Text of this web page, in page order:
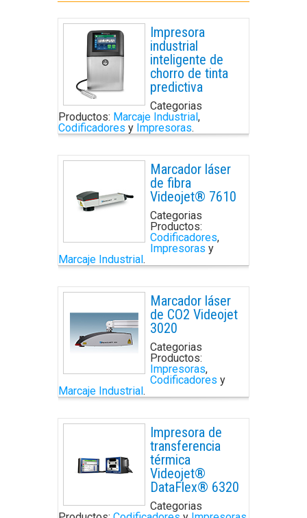
Impresora
industrial
inteligente de
chorro de tinta
predictiva
Categorias
Productos: Marcaje Industrial,
Codificadores y Impresoras.
Marcador láser
de fibra
Videojet® 7610
Categorias
Productos:
Codificadores,
Impresoras y
Marcaje Industrial.
Marcador láser
de CO2 Videojet
3020
Categorias
Productos:
Impresoras,
Codificadores y
Marcaje Industrial.
Impresora de
transferencia
térmica
Videojet®
DataFlex® 6320
Categorias